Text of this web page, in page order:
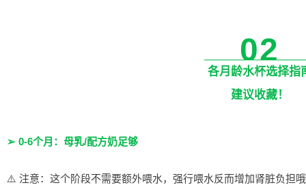
02
各月龄水杯选择指
建议收藏！
➢ 0-6个月：母乳/配方奶足够
⚠️ 注意：这个阶段不需要额外喂水，强行喂水反而增加肾脏负担